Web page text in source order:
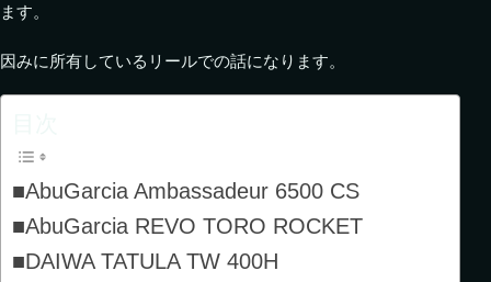
ます。
因みに所有しているリールでの話になります。
■AbuGarcia Ambassadeur 6500 CS
■AbuGarcia REVO TORO ROCKET
■DAIWA TATULA TW 400H